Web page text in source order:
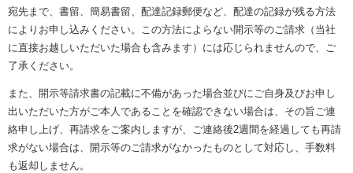
宛先まで、書留、簡易書留、配達記録郵便など、配達の記録が残る方法
によりお申し込みください。この方法によらない開示等のご請求（当社
に直接お越しいただいた場合も含みます）には応じられませんので、ご
了承ください。
また、開示等請求書の記載に不備があった場合並びにご自身及びお申し
出いただいた方がご本人であることを確認できない場合は、その旨ご連
絡申し上げ、再請求をご案内しますが、ご連絡後2週間を経過しても再請
求がない場合は、開示等のご請求がなかったものとして対応し、手数料
も返却しません。